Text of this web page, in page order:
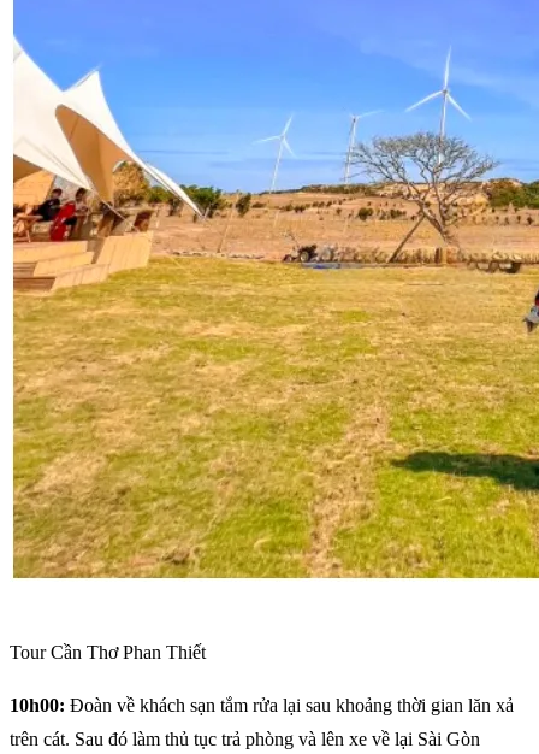
Tour Cần Thơ Phan Thiết
10h00: Đoàn về khách sạn tắm rửa lại sau khoảng thời gian lăn xả
trên cát. Sau đó làm thủ tục trả phòng và lên xe về lại Sài Gòn